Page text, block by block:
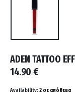
ADEN TATTOO
14.90 €
Availability:2 σε απόθεμα